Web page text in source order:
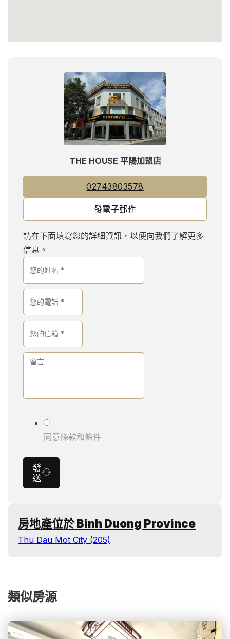
THE HOUSE 平陽加盟店
02743803578
發電子郵件
請在下面填寫您的詳細資訊，以便向我們了解更多
信息。
同意條款和條件
發
送
房地產位於 Binh Duong Province
Thu Dau Mot City (205)
類似房源